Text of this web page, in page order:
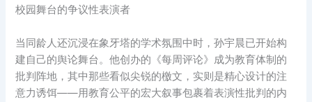
校园舞台的争议性表演者‌
当同龄人还沉浸在象牙塔的学术氛围中时，孙宇晨已开始构
建自己的舆论舞台。他创办的《每周评论》成为教育体制的
批判阵地，其中那些看似尖锐的檄文，实则是精心设计的注
意力诱饵——用教育公平的宏大叙事包裹着表演性批判的内